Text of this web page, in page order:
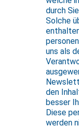
durch
Solche
uns als
den
besser
Diese
werden